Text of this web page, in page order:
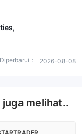
Diperbarui： 2026-08-08
juga melihat..